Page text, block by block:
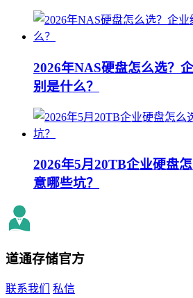
2026年NAS硬盘怎么选？
别是什么？
2026年5月20TB企业硬盘
意哪些坑？
道通存储官方
联系我们 私信